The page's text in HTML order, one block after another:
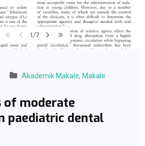
Akademik Makale, Makale
of moderate
paediatric dental